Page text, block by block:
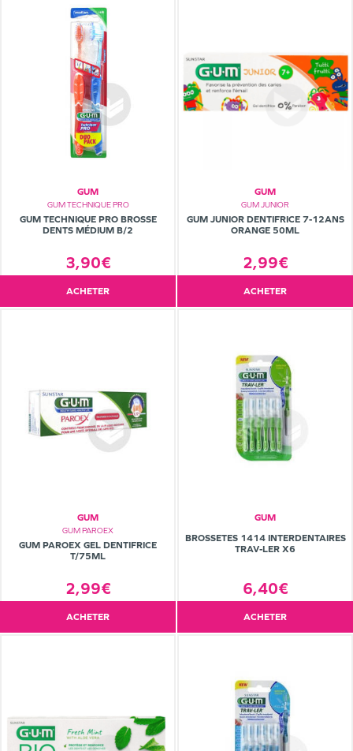
GUM
GUM TECHNIQUE PRO
GUM TECHNIQUE PRO BROSSE
DENTS MÉDIUM B/2
3,90€
ACHETER
GUM
GUM JUNIOR
GUM JUNIOR DENTIFRICE 7-12ANS
ORANGE 50ML
2,99€
ACHETER
GUM
GUM PAROEX
GUM PAROEX GEL DENTIFRICE
T/75ML
2,99€
ACHETER
GUM
BROSSETES 1414 INTERDENTAIRES
TRAV-LER X6
6,40€
ACHETER